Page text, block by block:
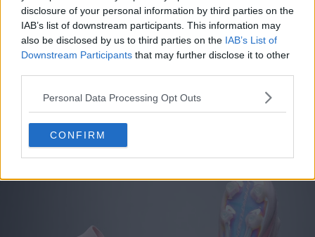
disclosure of your personal information by third parties on the
IAB’s list of downstream participants. This information may
also be disclosed by us to third parties on the IAB’s List of
Downstream Participants that may further disclose it to other
Personal Data Processing Opt Outs
CONFIRM